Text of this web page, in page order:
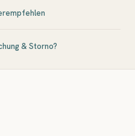
& Storno?